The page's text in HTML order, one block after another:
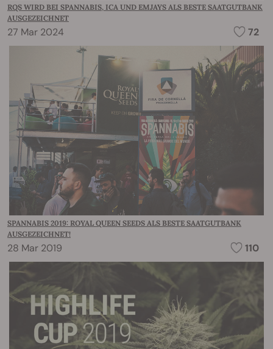
RQS WIRD BEI SPANNABIS, ICA UND EMJAYS ALS BESTE SAATGUTBANK
AUSGEZEICHNET
27 Mar 2024 72
SPANNABIS 2019: ROYAL QUEEN SEEDS ALS BESTE SAATGUTBANK
AUSGEZEICHNET!
28 Mar 2019 110